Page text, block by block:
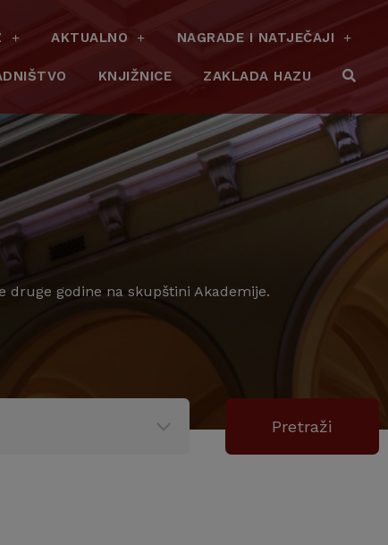
AKTUALNO NAGRADE I NATJEČAJI
KNJIŽNICE ZAKLADA HAZU
druge godine na skupštini Akademije.